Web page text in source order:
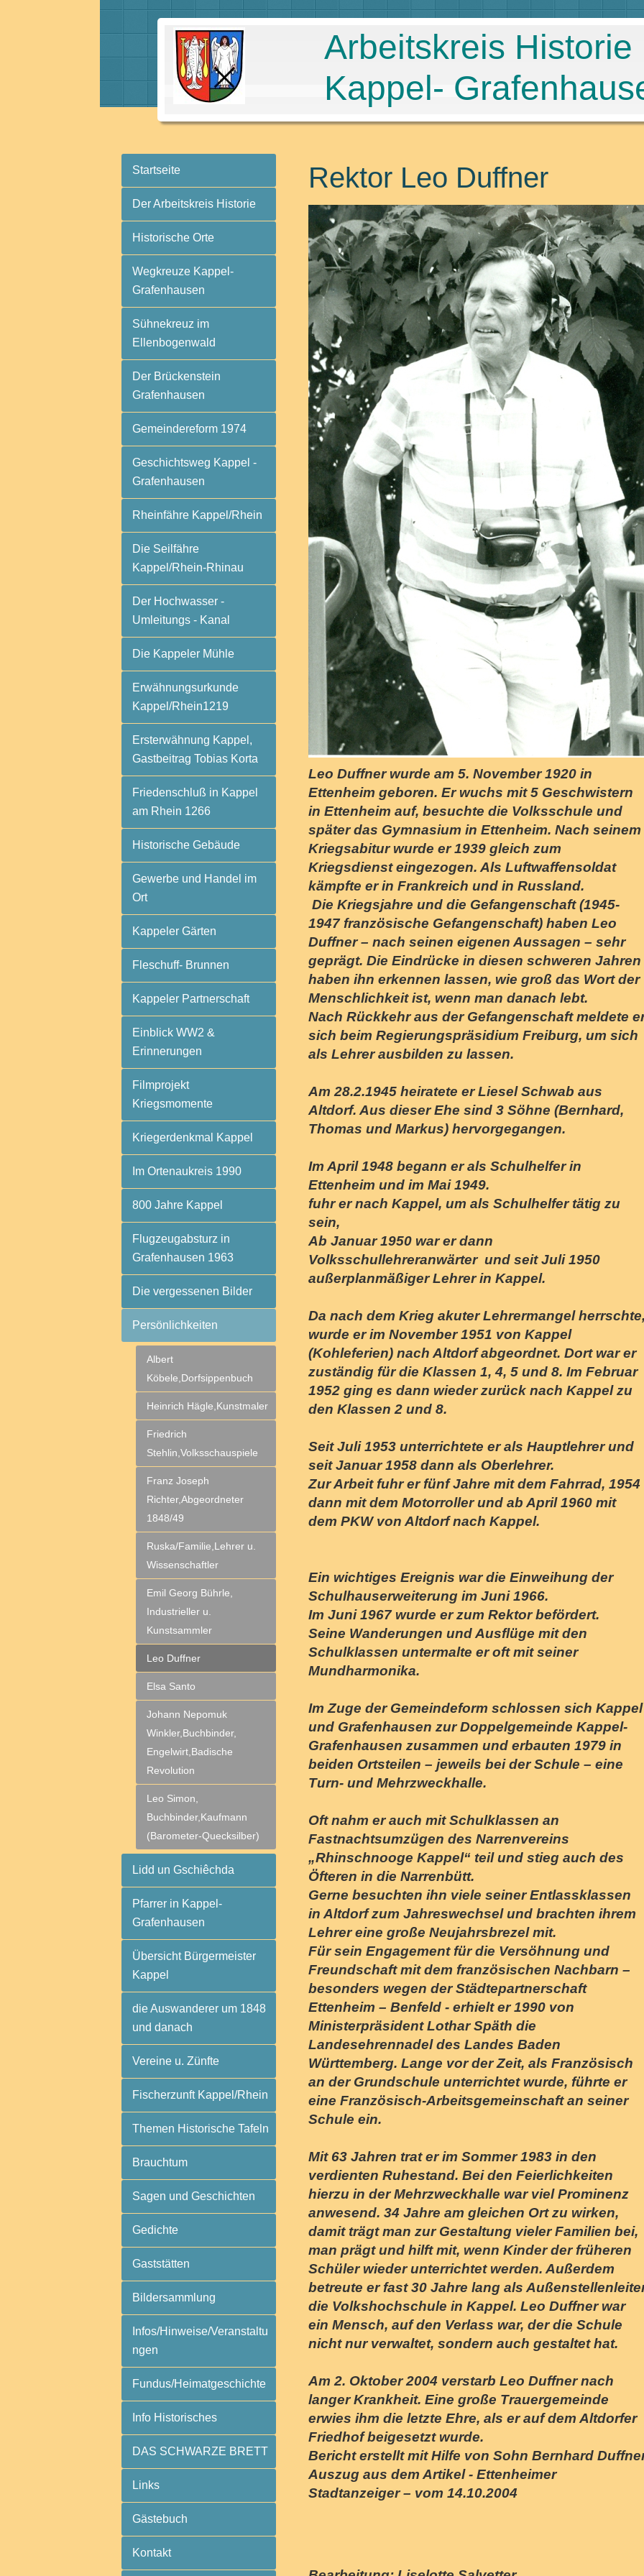
Arbeitskreis Historie
Kappel-
Startseite
Der Arbeitskreis Historie
Historische Orte
Wegkreuze Kappel-
Grafenhausen
Sühnekreuz im
Ellenbogenwald
Der Brückenstein
Grafenhausen
Gemeindereform 1974
Geschichtsweg Kappel -
Grafenhausen
Rheinfähre Kappel/Rhein
Die Seilfähre
Kappel/Rhein-Rhinau
Der Hochwasser -
Umleitungs - Kanal
Die Kappeler Mühle
Erwähnungsurkunde
Kappel/Rhein1219
Ersterwähnung Kappel,
Gastbeitrag Tobias Korta
Friedenschluß in Kappel
am Rhein 1266
Historische Gebäude
Gewerbe und Handel im
Ort
Kappeler Gärten
Fleschuff- Brunnen
Kappeler Partnerschaft
Einblick WW2 &
Erinnerungen
Filmprojekt
Kriegsmomente
Kriegerdenkmal Kappel
Im Ortenaukreis 1990
800 Jahre Kappel
Flugzeugabsturz in
Grafenhausen 1963
Die vergessenen Bilder
Persönlichkeiten
Albert
Köbele,Dorfsippenbuch
Heinrich Hägle,Kunstmaler
Friedrich
Stehlin,Volksschauspiele
Franz Joseph
Richter,Abgeordneter
1848/49
Ruska/Familie,Lehrer u.
Wissenschaftler
Emil Georg Bührle,
Industrieller u.
Kunstsammler
Leo Duffner
Elsa Santo
Johann Nepomuk
Winkler,Buchbinder,
Engelwirt,Badische
Revolution
Leo Simon,
Buchbinder,Kaufmann
(Barometer-Quecksilber)
Lidd un Gschiêchda
Pfarrer in Kappel-
Grafenhausen
Übersicht Bürgermeister
Kappel
die Auswanderer um 1848
und danach
Vereine u. Zünfte
Fischerzunft Kappel/Rhein
Themen Historische Tafeln
Brauchtum
Sagen und Geschichten
Gedichte
Gaststätten
Bildersammlung
Infos/Hinweise/Veranstaltu
ngen
Fundus/Heimatgeschichte
Info Historisches
DAS SCHWARZE BRETT
Links
Gästebuch
Kontakt
Rektor Leo Duffner
Leo Duffner wurde am 5. November 1920 in
Ettenheim geboren. Er wuchs mit 5 Geschwistern
in Ettenheim auf, besuchte die Volksschule und
später das Gymnasium in Ettenheim. Nach seinem
Kriegsabitur wurde er 1939 gleich zum
Kriegsdienst eingezogen. Als Luftwaffensoldat
kämpfte er in Frankreich und in Russland.
Die Kriegsjahre und die Gefangenschaft (1945-
1947 französische Gefangenschaft) haben Leo
Duffner – nach seinen eigenen Aussagen – sehr
geprägt. Die Eindrücke in diesen schweren Jahren
haben ihn erkennen lassen, wie groß das Wort der
Menschlichkeit ist, wenn man danach lebt.
Nach Rückkehr aus der Gefangenschaft meldete
sich beim Regierungspräsidium Freiburg, um sich
als Lehrer ausbilden zu lassen.
Am 28.2.1945 heiratete er Liesel Schwab aus
Altdorf. Aus dieser Ehe sind 3 Söhne (Bernhard,
Thomas und Markus) hervorgegangen.
Im April 1948 begann er als Schulhelfer in
Ettenheim und im Mai 1949.
fuhr er nach Kappel, um als Schulhelfer tätig zu
sein,
Ab Januar 1950 war er dann
Volksschullehreranwärter und seit Juli 1950
außerplanmäßiger Lehrer in Kappel.
Da nach dem Krieg akuter Lehrermangel
wurde er im November 1951 von Kappel
(Kohleferien) nach Altdorf abgeordnet. Dort war er
zuständig für die Klassen 1, 4, 5 und 8. Im Februar
1952 ging es dann wieder zurück nach Kappel zu
den Klassen 2 und 8.
Seit Juli 1953 unterrichtete er als Hauptlehrer und
seit Januar 1958 dann als Oberlehrer.
Zur Arbeit fuhr er fünf Jahre mit dem Fahrrad, 1954
dann mit dem Motorroller und ab April 1960 mit
dem PKW von Altdorf nach Kappel.
Ein wichtiges Ereignis war die Einweihung der
Schulhauserweiterung im Juni 1966.
Im Juni 1967 wurde er zum Rektor befördert.
Seine Wanderungen und Ausflüge mit den
Schulklassen untermalte er oft mit seiner
Mundharmonika.
Im Zuge der Gemeindeform schlossen sich Kappel
und Grafenhausen zur Doppelgemeinde Kappel-
Grafenhausen zusammen und erbauten 1979 in
beiden Ortsteilen – jeweils bei der Schule – eine
Turn- und Mehrzweckhalle.
Oft nahm er auch mit Schulklassen an
Fastnachtsumzügen des Narrenvereins
„Rhinschnooge Kappel“ teil und stieg auch des
Öfteren in die Narrenbütt.
Gerne besuchten ihn viele seiner Entlassklassen
in Altdorf zum Jahreswechsel und brachten ihrem
Lehrer eine große Neujahrsbrezel mit.
Für sein Engagement für die Versöhnung und
Freundschaft mit dem französischen Nachbarn –
besonders wegen der Städtepartnerschaft
Ettenheim – Benfeld - erhielt er 1990 von
Ministerpräsident Lothar Späth die
Landesehrennadel des Landes Baden
Württemberg. Lange vor der Zeit, als Französisch
an der Grundschule unterrichtet wurde, führte er
eine Französisch-Arbeitsgemeinschaft an seiner
Schule ein.
Mit 63 Jahren trat er im Sommer 1983 in den
verdienten Ruhestand. Bei den Feierlichkeiten
hierzu in der Mehrzweckhalle war viel Prominenz
anwesend. 34 Jahre am gleichen Ort zu wirken,
damit trägt man zur Gestaltung vieler Familien bei,
man prägt und hilft mit, wenn Kinder der früheren
Schüler wieder unterrichtet werden. Außerdem
betreute er fast 30 Jahre lang als
die Volkshochschule in Kappel. Leo Duffner war
ein Mensch, auf den Verlass war, der die Schule
nicht nur verwaltet, sondern auch gestaltet hat.
Am 2. Oktober 2004 verstarb Leo Duffner nach
langer Krankheit. Eine große Trauergemeinde
erwies ihm die letzte Ehre, als er auf dem Altdorfer
Friedhof beigesetzt wurde.
Bericht erstellt mit Hilfe von Sohn Bernhard
Auszug aus dem Artikel - Ettenheimer
Stadtanzeiger – vom 14.10.2004